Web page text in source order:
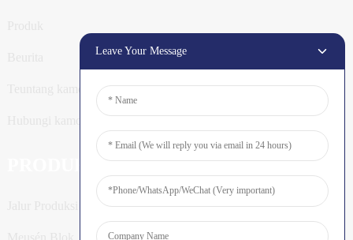
Jalur Produksi Tiang
Leave Your Message